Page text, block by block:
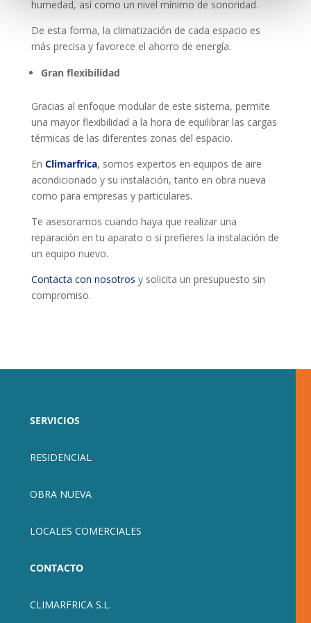
humedad, así como un nivel mínimo de sonoridad.
De esta forma, la climatización de cada espacio es
más precisa y favorece el ahorro de energía.
Gran flexibilidad
Gracias al enfoque modular de este sistema, permite
una mayor flexibilidad a la hora de equilibrar las cargas
térmicas de las diferentes zonas del espacio.
En Climarfrica, somos expertos en equipos de aire
acondicionado y su instalación, tanto en obra nueva
como para empresas y particulares.
Te asesoramos cuando haya que realizar una
reparación en tu aparato o si prefieres la instalación de
un equipo nuevo.
Contacta con nosotros y solicita un presupuesto sin
compromiso.
SERVICIOS
RESIDENCIAL
OBRA NUEVA
LOCALES COMERCIALES
CONTACTO
CLIMARFRICA S.L.